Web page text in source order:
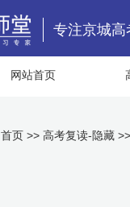
专注京城高
网站首页
首页 >> 高考复读-隐藏